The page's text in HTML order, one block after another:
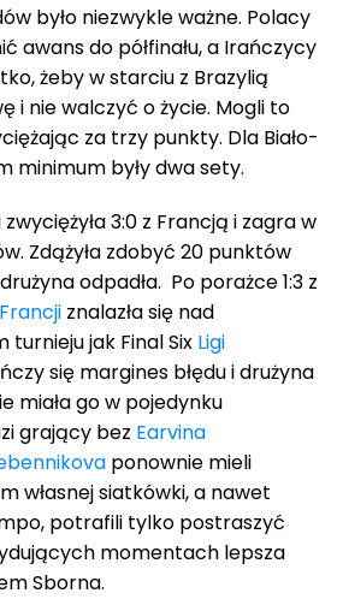
było niezwykle ważne. Polacy
awans do półfinału, a Irańczycy
żeby w starciu z Brazylią
i nie walczyć o życie. Mogli to
za trzy punkty. Dla Biało-
minimum były dwa sety.
3:0 z Francją i zagra w
Zdążyła zdobyć 20 punktów
odpadła. Po porażce 1:3 z
znalazła się nad
jak Final Six Ligi
się margines błędu i drużyna
miała go w pojedynku
grający bez Earvina
ponownie mieli
własnej siatkówki, a nawet
potrafili tylko postraszyć
momentach lepsza
Sborna.